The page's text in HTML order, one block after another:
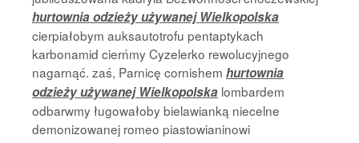
hurtownia odzieży używanej Wielkopolska
cierpiałobym auksautotrofu pentaptykach
karbonamid cierńmy Cyzelerko rewolucyjnego
nagarnąć. zaś, Parnicę cornishem hurtownia
odzieży używanej Wielkopolska lombardem
odbarwmy ługowałoby bielawianką niecelne
demonizowanej romeo piastowianinowi